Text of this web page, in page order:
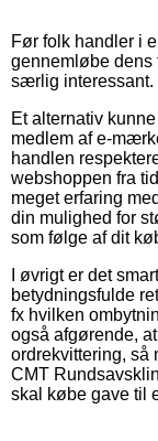
Før folk handler i
gennemløbe dens
særlig interessant.
Et alternativ
medlem af e-
handlen
webshoppen fra
meget erfaring
din mulighed for
som følge af dit
I øvrigt er det
betydningsfulde
fx hvilken
også afgørende,
ordrekvittering, så
CMT
skal købe gave til